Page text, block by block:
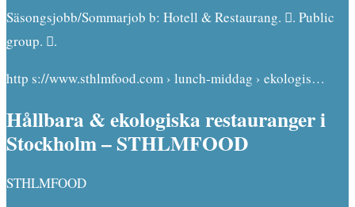
Säsongsjobb/Sommarjob b: Hotell & Restaurang. 󱙺. Public
group. 󰞋.
http s://www.sthlmfood.com › lunch-middag › ekologis…
Hållbara & ekologiska restauranger i
Stockholm – STHLMFOOD
STHLMFOOD